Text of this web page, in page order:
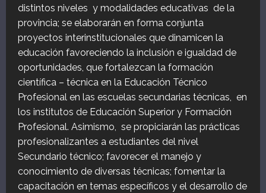
distintos niveles y modalidades educativas de la
provincia; se elaborarán en forma conjunta
proyectos interinstitucionales que dinamicen la
educación favoreciendo la inclusión e igualdad de
oportunidades, que fortalezcan la formación
científica – técnica en la Educación Técnico
Profesional en las escuelas secundarias técnicas, en
los institutos de Educación Superior y Formación
Profesional. Asimismo, se propiciarán las prácticas
profesionalizantes a estudiantes del nivel
Secundario técnico; favorecer el manejo y
conocimiento de diversas técnicas; fomentar la
capacitación en temas específicos y el desarrollo de